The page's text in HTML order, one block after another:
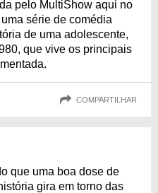
pelo MultiShow aqui no
série de comédia
de uma adolescente,
que vive os principais
COMPARTILHAR
que uma boa dose de
gira em torno das